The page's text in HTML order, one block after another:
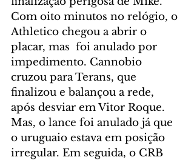
Com oito minutos no relógio, o
Athletico chegou a abrir o
placar, mas  foi anulado por
impedimento. Cannobio
cruzou para Terans, que
finalizou e balançou a rede,
após desviar em Vitor Roque.
Mas, o lance foi anulado já que
o uruguaio estava em posição
irregular. Em seguida, o CRB